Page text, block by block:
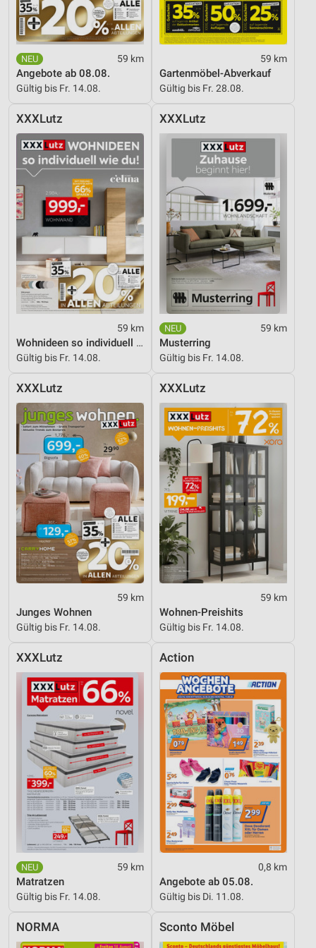
59 km
Angebote ab 08.08.
Gültig bis Fr. 14.08.
59 km
Gartenmöbel-Abverkauf
Gültig bis Fr. 28.08.
XXXLutz
59 km
Wohnideen so individuell wie du!
Gültig bis Fr. 14.08.
XXXLutz
59 km
Musterring
Gültig bis Fr. 14.08.
XXXLutz
59 km
Junges Wohnen
Gültig bis Fr. 14.08.
XXXLutz
59 km
Wohnen-Preishits
Gültig bis Fr. 14.08.
XXXLutz
59 km
Matratzen
Gültig bis Fr. 14.08.
Action
0,8 km
Angebote ab 05.08.
Gültig bis Di. 11.08.
NORMA Sconto Möbel
Notwendig
Performance
Funktional